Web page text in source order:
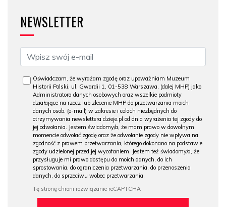
NEWSLETTER
Oświadczam, że wyrażam zgodę oraz upoważniam Muzeum
Historii Polski, ul. Gwardii 1, 01-538 Warszawa, (dalej MHP) jako
Administratora danych osobowych oraz wszelkie podmioty
działające na rzecz lub zlecenie MHP do przetwarzania moich
danych osob. (e-mail) w zakresie i celach niezbędnych do
otrzymywania newslettera dzieje.pl od dnia wyrażenia tej zgody do
jej odwołania. Jestem świadomy/a, że mam prawo w dowolnym
momencie odwołać zgodę oraz że odwołanie zgody nie wpływa na
zgodność z prawem przetwarzania, którego dokonano na podstawie
zgody udzielonej przed jej wycofaniem. Jestem też świadomy/a, że
przysługuje mi prawo dostępu do moich danych, do ich
sprostowania, do ograniczenia przetwarzania, do przenoszenia
danych, do sprzeciwu wobec przetwarzania.